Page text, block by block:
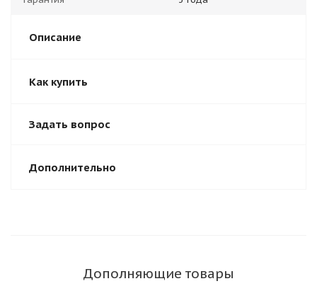
Описание
Как купить
Задать вопрос
Дополнительно
Дополняющие товары